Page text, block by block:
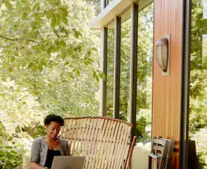
prema gore i prema dolje, kao i